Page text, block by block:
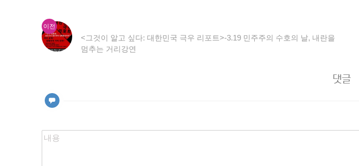
글
내
이
이전
이
전
글:
<그것이 알고 싶다: 대한민국 극우 리포트>-3.19 민주주의 수호의 날, 내란을
멈추는 거리강연
댓글